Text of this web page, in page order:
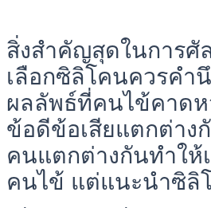
สิ่งสำคัญสุดในการศั
เลือกซิลิโคนควรคำ
ผลลัพธ์ที่คนไข้คาด
ข้อดีข้อเสียแตกต่าง
คนแตกต่างกันทำให้
คนไข้ แต่แนะนำซิลิ